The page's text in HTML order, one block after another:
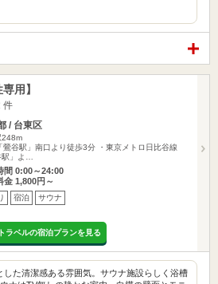
用】
件
/ 台東区
248m
鶯谷駅」南口より徒歩3分 ・東京メトロ日比谷線
駅」よ…
間 0:00～24:00
金 1,800円～
宿泊 サウナ
ラベルの宿泊プランを見る
した清潔感ある雰囲気。サウナ施設らしく浴槽